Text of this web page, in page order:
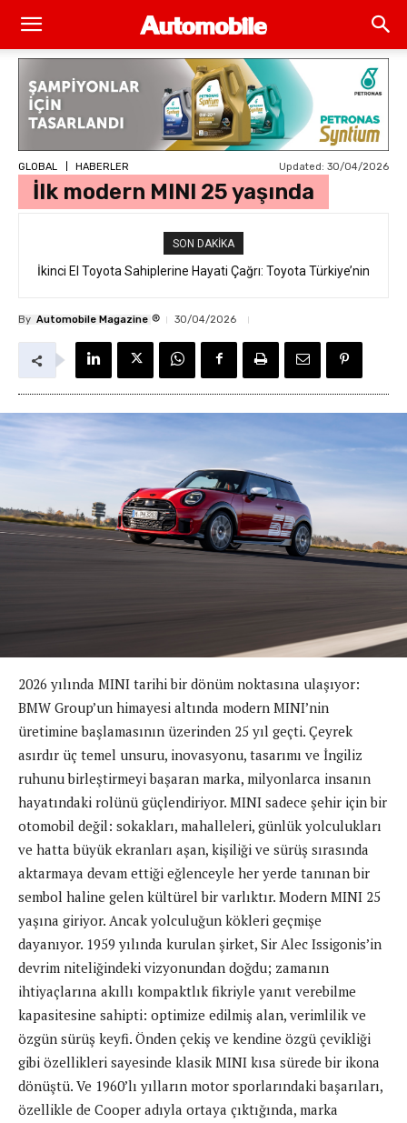
GLOBAL HABERLER Updated: 30/04/2026
İlk modern MINI 25 yaşında
SON DAKIKA
İkinci El Toyota Sahiplerine Hayati Çağrı: Toyota Türkiye’nin
By Automobile Magazine ® 30/04/2026
2026 yılında MINI tarihi bir dönüm noktasına ulaşıyor:
BMW Group’un himayesi altında modern MINI’nin
üretimine başlamasının üzerinden 25 yıl geçti. Çeyrek
asırdır üç temel unsuru, inovasyonu, tasarımı ve İngiliz
ruhunu birleştirmeyi başaran marka, milyonlarca insanın
hayatındaki rolünü güçlendiriyor. MINI sadece şehir için bir
otomobil değil: sokakları, mahalleleri, günlük yolculukları
ve hatta büyük ekranları aşan, kişiliği ve sürüş sırasında
aktarmaya devam ettiği eğlenceyle her yerde tanınan bir
sembol haline gelen kültürel bir varlıktır. Modern MINI 25
yaşına giriyor. Ancak yolculuğun kökleri geçmişe
dayanıyor. 1959 yılında kurulan şirket, Sir Alec Issigonis’in
devrim niteliğindeki vizyonundan doğdu; zamanın
ihtiyaçlarına akıllı kompaktlık fikriyle yanıt verebilme
kapasitesine sahipti: optimize edilmiş alan, verimlilik ve
özgün sürüş keyfi. Önden çekiş ve kendine özgü çevikliği
gibi özellikleri sayesinde klasik MINI kısa sürede bir ikona
dönüştü. Ve 1960’lı yılların motor sporlarındaki başarıları,
özellikle de Cooper adıyla ortaya çıktığında, marka